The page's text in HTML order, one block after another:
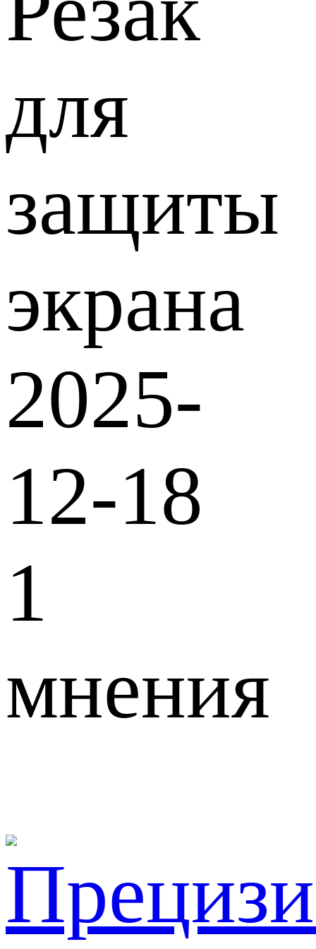
для
защиты
экрана
2025-
12-18
1
мнения